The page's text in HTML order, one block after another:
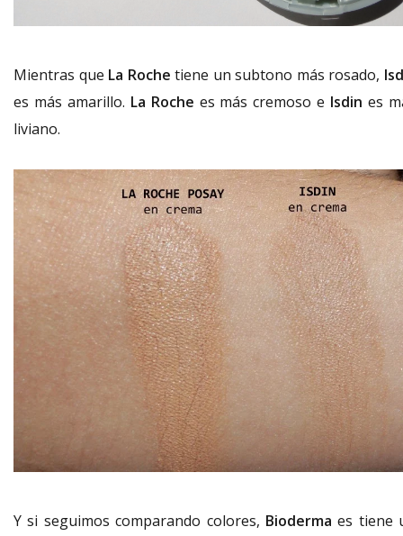
Mientras que La Roche tiene un subtono más rosado,
es más amarillo. La Roche es más cremoso e Isdin es
liviano.
Y si seguimos comparando colores, Bioderma es tiene